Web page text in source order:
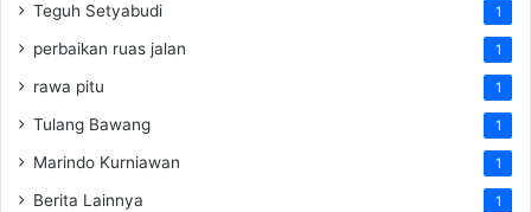
Teguh Setyabudi 1
perbaikan ruas jalan 1
rawa pitu 1
Tulang Bawang 1
Marindo Kurniawan 1
Berita Lainnya 1